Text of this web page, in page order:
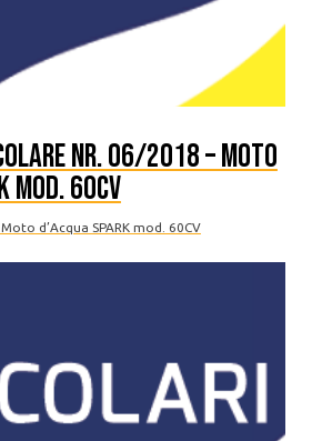
nr. 06/2018 – Moto
mod. 60cv
d’Acqua SPARK mod. 60CV